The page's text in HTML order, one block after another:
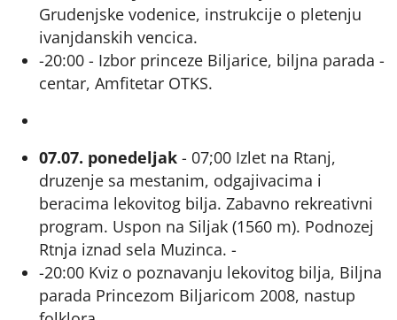
Grudenjske vodenice, instrukcije o pletenju
ivanjdanskih vencica.
-20:00 - Izbor princeze Biljarice, biljna parada -
centar, Amfitetar OTKS.
07.07. ponedeljak - 07;00 Izlet na Rtanj,
druzenje sa mestanim, odgajivacima i
beracima lekovitog bilja. Zabavno rekreativni
program. Uspon na Siljak (1560 m). Podnozej
Rtnja iznad sela Muzinca. -
-20:00 Kviz o poznavanju lekovitog bilja, Biljna
parada Princezom Biljaricom 2008, nastup